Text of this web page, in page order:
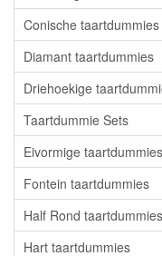
Conische taartdummies
Diamant taartdummies
Driehoekige
Taartdummie Sets
Eivormige taartdummies
Fontein taartdummies
Half Rond taartdummies
Hart taartdummies